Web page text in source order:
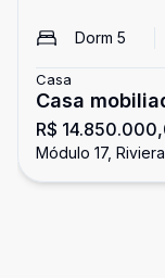
Dorm 5
Casa
Casa
São
R$
Módulo 17,